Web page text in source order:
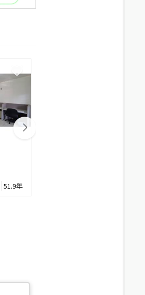
51.9年